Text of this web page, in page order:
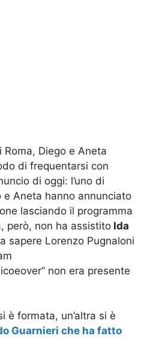
Diego e Aneta
di frequentarsi con
di oggi: l’uno di
e Aneta hanno annunciato
lasciando il programma
però, non ha assistito Ida
sapere Lorenzo Pugnaloni
non era presente
è formata, un’altra si è
Guarnieri che ha fatto